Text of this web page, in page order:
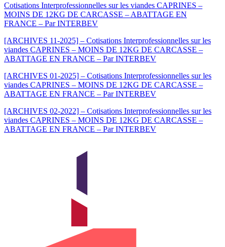
Cotisations Interprofessionnelles sur les viandes CAPRINES –
MOINS DE 12KG DE CARCASSE – ABATTAGE EN
FRANCE – Par INTERBEV
[ARCHIVES 11-2025] – Cotisations Interprofessionnelles sur les
viandes CAPRINES – MOINS DE 12KG DE CARCASSE –
ABATTAGE EN FRANCE – Par INTERBEV
[ARCHIVES 01-2025] – Cotisations Interprofessionnelles sur les
viandes CAPRINES – MOINS DE 12KG DE CARCASSE –
ABATTAGE EN FRANCE – Par INTERBEV
[ARCHIVES 02-2022] – Cotisations Interprofessionnelles sur les
viandes CAPRINES – MOINS DE 12KG DE CARCASSE –
ABATTAGE EN FRANCE – Par INTERBEV